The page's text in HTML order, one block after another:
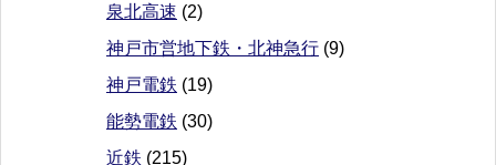
泉北高速 (2)
神戸市営地下鉄・北神急行 (9)
神戸電鉄 (19)
能勢電鉄 (30)
近鉄 (215)